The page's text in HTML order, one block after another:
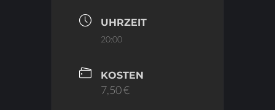
UHRZEIT
20:00
KOSTEN
7,50 €